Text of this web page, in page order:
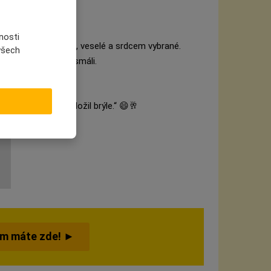
– klidné, upřímné, veselé a srdcem vybrané.
je jedno: aby se usmáli.
kam položil brýle.“ 😄🥂
máte zde! ►